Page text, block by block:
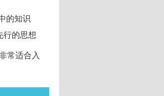
的知识
行的思想
常适合入